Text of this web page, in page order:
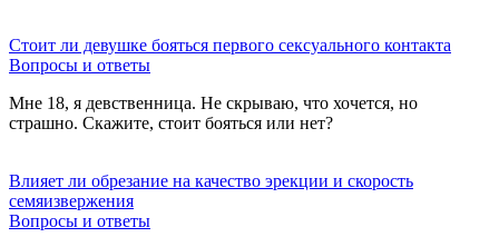
Стоит ли девушке бояться первого сексуального контакта
Вопросы и ответы
Мне 18, я девственница. Не скрываю, что хочется, но
страшно. Скажите, стоит бояться или нет?
Влияет ли обрезание на качество эрекции и скорость
семяизвержения
Вопросы и ответы